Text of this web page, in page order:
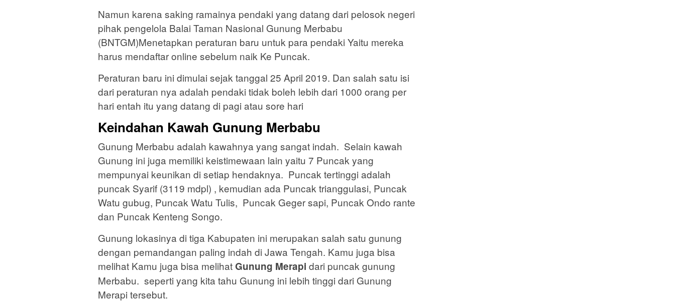
Namun karena saking ramainya pendaki yang datang dari pelosok negeri
pihak pengelola Balai Taman Nasional Gunung Merbabu
(BNTGM)Menetapkan peraturan baru untuk para pendaki Yaitu mereka
harus mendaftar online sebelum naik Ke Puncak.
Peraturan baru ini dimulai sejak tanggal 25 April 2019. Dan salah satu isi
dari peraturan nya adalah pendaki tidak boleh lebih dari 1000 orang per
hari entah itu yang datang di pagi atau sore hari
Keindahan Kawah Gunung Merbabu
Gunung Merbabu adalah kawahnya yang sangat indah. Selain kawah
Gunung ini juga memiliki keistimewaan lain yaitu 7 Puncak yang
mempunyai keunikan di setiap hendaknya. Puncak tertinggi adalah
puncak Syarif (3119 mdpl) , kemudian ada Puncak trianggulasi, Puncak
Watu gubug, Puncak Watu Tulis, Puncak Geger sapi, Puncak Ondo rante
dan Puncak Kenteng Songo.
Gunung lokasinya di tiga Kabupaten ini merupakan salah satu gunung
dengan pemandangan paling indah di Jawa Tengah. Kamu juga bisa
melihat Kamu juga bisa melihatGunung Merapi dari puncak gunung
Merbabu. seperti yang kita tahu Gunung ini lebih tinggi dari Gunung
Merapi tersebut.